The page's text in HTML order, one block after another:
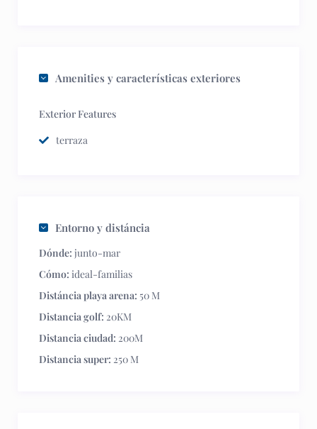
Amenities y características exteriores
Exterior Features
terraza
Entorno y distáncia
Dónde: junto-mar
Cómo: ideal-familias
Distáncia playa arena: 50 M
Distancia golf: 20KM
Distancia ciudad: 200M
Distancia super: 250 M